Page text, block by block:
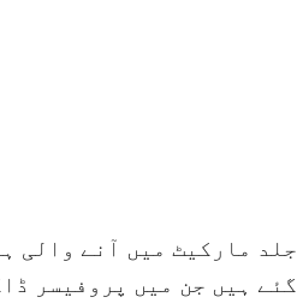
گئے ہیں جن میں پروفیسر